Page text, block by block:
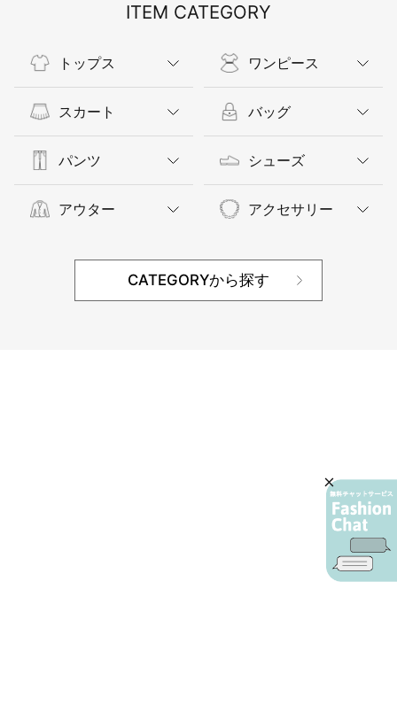
ITEM CATEGORY
トップス
スカート
パンツ
アウター
ワンピース
バッグ
シューズ
アクセサリー
CATEGORYから探す